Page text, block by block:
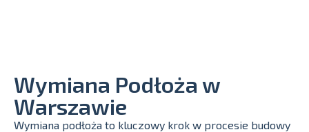
Wymiana Podłoża w
Warszawie
Wymiana podłoża to kluczowy krok w procesie budowy